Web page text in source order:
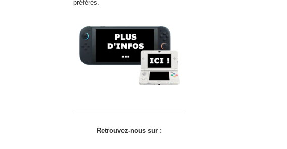
préférés.
Retrouvez-nous sur :